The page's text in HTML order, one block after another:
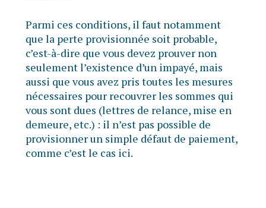
Parmi ces conditions, il faut notamment
que la perte provisionnée soit probable,
c’est-à-dire que vous devez prouver non
seulement l’existence d’un impayé, mais
aussi que vous avez pris toutes les mesures
nécessaires pour recouvrer les sommes qui
vous sont dues (lettres de relance, mise en
demeure, etc.) : il n’est pas possible de
provisionner un simple défaut de paiement,
comme c’est le cas ici.